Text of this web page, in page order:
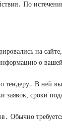
По
на
о
В ней вы
заявок, сроки
Обычно